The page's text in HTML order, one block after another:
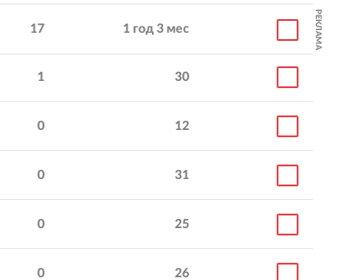
17 1 год 3 мес РЕКЛАМА
1 30
0 12
0 31
0 25
0 26